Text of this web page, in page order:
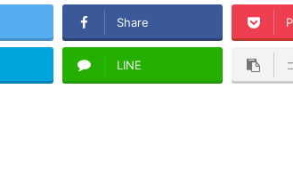
Share
LINE